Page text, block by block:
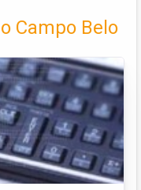
Campo Belo